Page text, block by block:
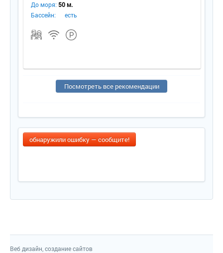
До моря: 50 м.
Бассейн:
есть
Посмотреть все рекомендации
обнаружили ошибку — сообщите!
Веб дизайн, создание сайтов